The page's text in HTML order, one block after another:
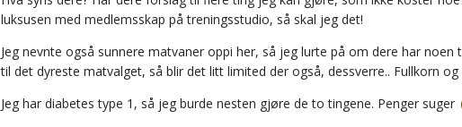
luksusen med medlemsskap på treningsstudio, så skal jeg det!
Jeg nevnte også sunnere matvaner oppi her, så jeg lurte på om dere har noen
til det dyreste matvalget, så blir det litt limited der også, dessverre.. Fullkorn
Jeg har diabetes type 1, så jeg burde nesten gjøre de to tingene. Penger suger